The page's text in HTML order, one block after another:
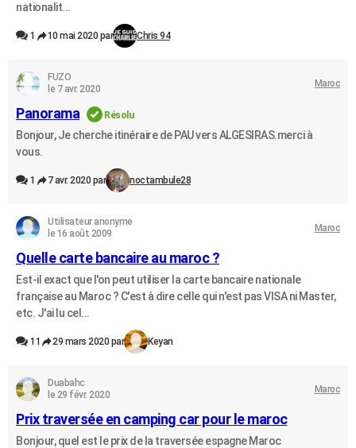
nationalit...
1 10 mai 2020 par Chris 94
FUZO
le 7 avr. 2020
Maroc
Panorama Résolu
Bonjour, Je cherche itinéraire de PAU vers ALGESIRAS.merci à
vous.
1 7 avr. 2020 par noctambule28
Utilisateur anonyme
le 16 août 2009
Maroc
Quelle carte bancaire au maroc ?
Est-il exact que l'on peut utiliser la carte bancaire nationale
française au Maroc ? C'est à dire celle qui n'est pas VISA ni Master,
etc. J'ai lu cel...
11 29 mars 2020 par Keyan
Duabahc
le 29 févr. 2020
Maroc
Prix traversée en camping car pour le maroc
Bonjour, quel est le prix de la traversée espagne Maroc